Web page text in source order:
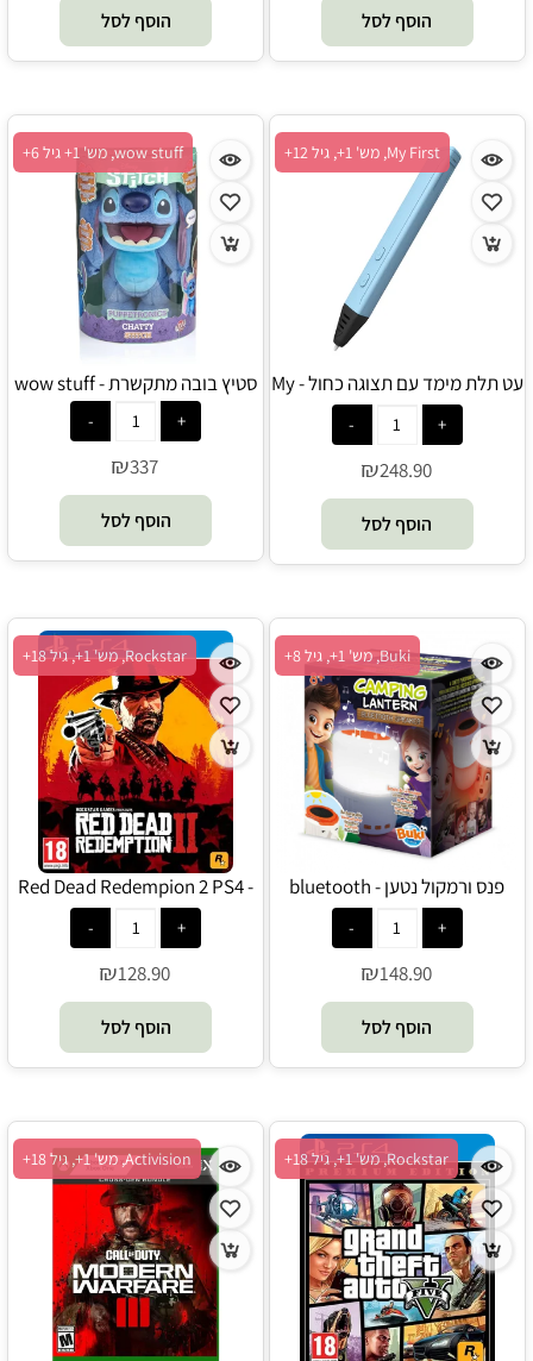
הוסף לסל הוסף לסל
My First, מש' 1+, גיל 12+
עט תלת מימד עם תצוגה כחול - My
₪248.90
הוסף לסל
wow stuff, מש' 1+ גיל 6+
סטיץ בובה מתקשרת - wow stuff
₪337
הוסף לסל
Buki, מש' 1+, גיל 8+
פנס ורמקול נטען bluetooth -
₪148.90
הוסף לסל
Rockstar, מש' 1+, גיל 18+
Red Dead Redempion 2 PS4 -
Rockstar
₪128.90
הוסף לסל
Rockstar, מש' 1+, גיל 18+ Activision, מש' 1+, גיל 18+